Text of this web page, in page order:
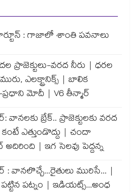
: గాజాలో శాంతి పవనాలు
ప్రాజెక్టులు-వరద నీరు | ధరల
ఎలక్ట్రానిక్స్ | బాలిక
మోదీ | V6 తీన్మార్
వానలకు బ్రేక్.. ప్రాజెక్టులకు వరద
కంటే ఎత్తుండొద్దు | చందా
అదిరింది | ఇగ సెలవు పెద్దన్న
: వానలొచ్చే...రైతులు మురిసే... |
పట్టిన పట్నం | ఇడియట్స్...అంధ